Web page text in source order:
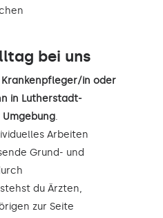
bei uns
Krankenpfleger/in oder
in Lutherstadt-
.
Arbeiten
Grund- und
du Ärzten,
zur Seite